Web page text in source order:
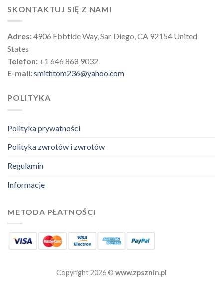
SKONTAKTUJ SIĘ Z NAMI
Adres:4906 Ebbtide Way, San Diego, CA 92154 United
States
Telefon: +1 646 868 9032
E-mail:smithtom236@yahoo.com
POLITYKA
Polityka prywatności
Polityka zwrotów i zwrotów
Regulamin
Informacje
METODA PŁATNOŚCI
Copyright 2026 © www.zpsznin.pl